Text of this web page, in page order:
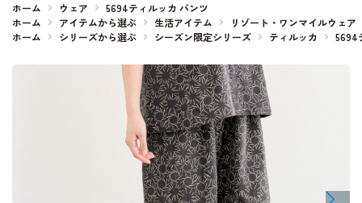
ホーム ウェア
5694ティルッカ パンツ
ホーム
アイテムから選ぶ 生活アイテム
リゾート・ワンマイルウェア
ホーム
シリーズから選ぶ シーズン限定シリーズ ティルッカ 5694